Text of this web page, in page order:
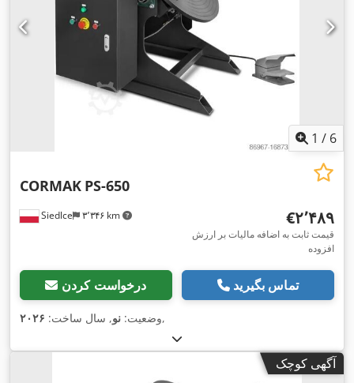
1 / 6
Siedlce ۳٬۳۴۶ km
CORMAK PS-650
‎€۲٬۴۸۹
قیمت ثابت به اضافه مالیات بر ارزش
افزوده
درخواست کردن تماس بگیرید
وضعیت: نو, سال ساخت: ۲۰۲۶ ,
آگهی کوچک